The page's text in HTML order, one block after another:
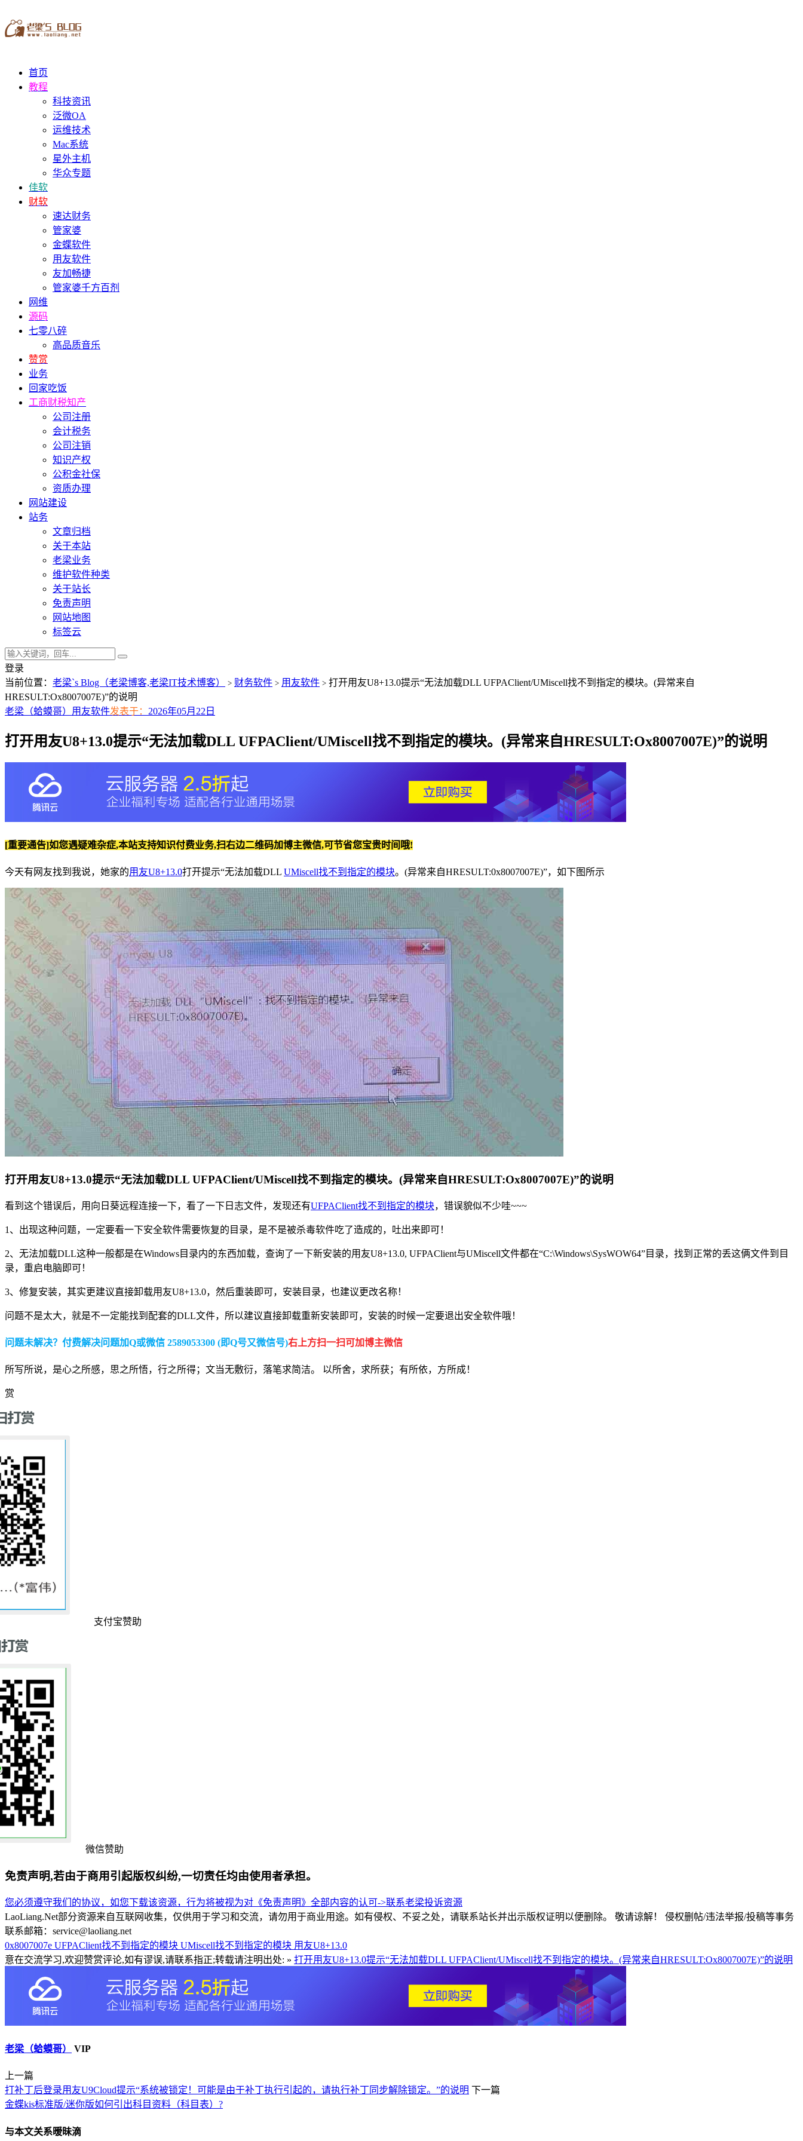
首页
教程
科技资讯
泛微OA
运维技术
Mac系统
星外主机
华众专题
佳软
财软
速达财务
管家婆
金蝶软件
用友软件
友加畅捷
管家婆千方百剂
网维
源码
七零八碎
高品质音乐
赞赏
业务
回家吃饭
工商财税知产
公司注册
会计税务
公司注销
知识产权
公积金社保
资质办理
网站建设
站务
文章归档
关于本站
老梁业务
维护软件种类
关于站长
免责声明
网站地图
标签云
登录
当前位置： 老梁`s Blog（老梁博客,老梁IT技术博客） > 财务软件 > 用友软件 > 打开用友U8+13.0提示“无法加载DLL UFPAClient/UMiscell找不到指定的模块。(异常来自
HRESULT:Ox8007007E)”的说明
老梁（蛤蟆哥） 用友软件发表于： 2026年05月22日
打开用友U8+13.0提示“无法加载DLL UFPAClient/UMiscell找不到指定的模块。(异常来自HRESULT:Ox8007007E)”的说明
[重要通告]如您遇疑难杂症,本站支持知识付费业务,扫右边二维码加博主微信,可节省您宝贵时间哦!
今天有网友找到我说，她家的用友U8+13.0打开提示“无法加载DLL UMiscell找不到指定的模块。(异常来自HRESULT:0x8007007E)”，如下图所示
打开用友U8+13.0提示“无法加载DLL UFPAClient/UMiscell找不到指定的模块。(异常来自HRESULT:Ox8007007E)”的说明
看到这个错误后，用向日葵远程连接一下，看了一下日志文件，发现还有UFPAClient找不到指定的模块，错误貌似不少哇~~~
1、出现这种问题，一定要看一下安全软件需要恢复的目录，是不是被杀毒软件吃了造成的，吐出来即可！
2、无法加载DLL这种一般都是在Windows目录内的东西加载，查询了一下新安装的用友U8+13.0, UFPAClient与UMiscell文件都在“C:\Windows\SysWOW64”目录，找到正常的丢这俩文件到目
录，重启电脑即可！
3、修复安装，其实更建议直接卸载用友U8+13.0，然后重装即可，安装目录，也建议更改名称！
问题不是太大，就是不一定能找到配套的DLL文件，所以建议直接卸载重新安装即可，安装的时候一定要退出安全软件哦！
问题未解决？付费解决问题加Q或微信 2589053300 (即Q号又微信号)右上方扫一扫可加博主微信
所写所说，是心之所感，思之所悟，行之所得；文当无敷衍，落笔求简洁。 以所舍，求所获；有所依，方所成！
赏
支付宝赞助
微信赞助
免责声明,若由于商用引起版权纠纷,一切责任均由使用者承担。
您必须遵守我们的协议，如您下载该资源，行为将被视为对《免责声明》全部内容的认可->联系老梁投诉资源
LaoLiang.Net部分资源来自互联网收集，仅供用于学习和交流，请勿用于商业用途。如有侵权、不妥之处，请联系站长并出示版权证明以便删除。 敬请谅解！ 侵权删帖/违法举报/投稿等事务
联系邮箱：service@laoliang.net
0x8007007e UFPAClient找不到指定的模块 UMiscell找不到指定的模块 用友U8+13.0
意在交流学习,欢迎赞赏评论,如有谬误,请联系指正;转载请注明出处: » 打开用友U8+13.0提示“无法加载DLL UFPAClient/UMiscell找不到指定的模块。(异常来自HRESULT:Ox8007007E)”的说明
老梁（蛤蟆哥） VIP
上一篇
打补丁后登录用友U9Cloud提示“系统被锁定！可能是由于补丁执行引起的，请执行补丁同步解除锁定。”的说明 下一篇
金蝶kis标准版/迷你版如何引出科目资料（科目表）?
与本文关系暧昧滴